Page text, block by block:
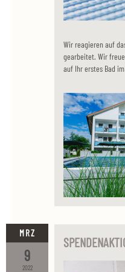
Wir reagieren auf
gearbeitet. Wir
auf Ihr erstes Bad
2022
9
MRZ